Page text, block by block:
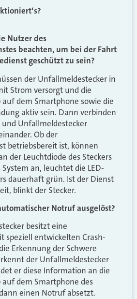
Nutzer des
beachten, um bei der Fahrt
geschützt zu sein?
der Unfallmeldestecker in
Strom versorgt und die
dem Smartphone sowie die
aktiv sein. Dann verbinden
Unfallmeldestecker
Ob der
betriebsbereit ist, können
der Leuchtdiode des Steckers
an, leuchtet die LED-
dauerhaft grün. Ist der Dienst
blinkt der Stecker.
Notruf ausgelöst?
besitzt eine
speziell entwickelten Crash-
Erkennung der Schwere
der Unfallmeldestecker
er diese Information an die
dem Smartphone des
einen Notruf absetzt.